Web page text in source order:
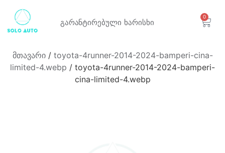
გარანტირებული ხარისხი
0
მთავარი/ toyota-4runner-2014-2024-bamperi-cina-
limited-4.webp / toyota-4runner-2014-2024-bamperi-
cina-limited-4.webp